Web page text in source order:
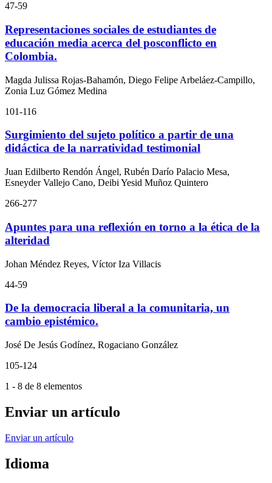
47-59
Representaciones sociales de estudiantes de
educación media acerca del posconflicto en
Colombia.
Magda Julissa Rojas-Bahamón, Diego Felipe Arbeláez-Campillo,
Zonia Luz Gómez Medina
101-116
Surgimiento del sujeto político a partir de una
didáctica de la narratividad testimonial
Juan Edilberto Rendón Ángel, Rubén Darío Palacio Mesa,
Esneyder Vallejo Cano, Deibi Yesid Muñoz Quintero
266-277
Apuntes para una reflexión en torno a la ética de la
alteridad
Johan Méndez Reyes, Víctor Iza Villacis
44-59
De la democracia liberal a la comunitaria, un
cambio epistémico.
José De Jesús Godínez, Rogaciano González
105-124
1 - 8 de 8 elementos
Enviar un artículo
Enviar un artículo
Idioma